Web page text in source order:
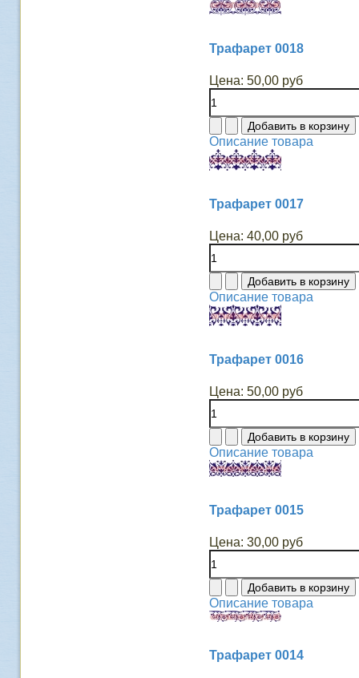
Трафарет 0018
Цена: 50,00 руб
Описание товара
Трафарет 0017
Цена: 40,00 руб
Описание товара
Трафарет 0016
Цена: 50,00 руб
Описание товара
Трафарет 0015
Цена: 30,00 руб
Описание товара
Трафарет 0014